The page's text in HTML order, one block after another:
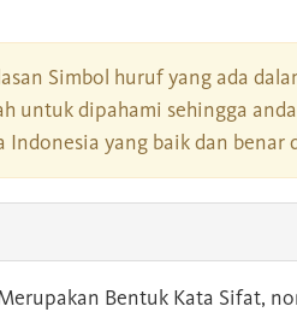
Simbol huruf yang ada
untuk dipahami sehingga
Indonesia yang baik dan benar
Bentuk Kata Sifat,